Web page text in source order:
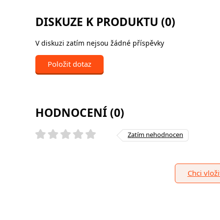
DISKUZE K PRODUKTU (0)
V diskuzi zatím nejsou žádné příspěvky
Položit dotaz
HODNOCENÍ (0)
Zatím nehodnocen
Chci